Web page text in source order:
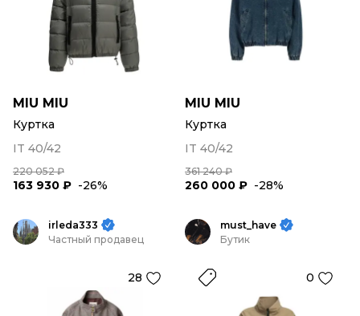
MIU MIU
Куртка
IT 40/42
220 052 ₽
163 930 ₽ -26%
MIU MIU
Куртка
IT 40/42
361 240 ₽
260 000 ₽ -28%
irleda333
Частный продавец
28
must_have
Бутик
0